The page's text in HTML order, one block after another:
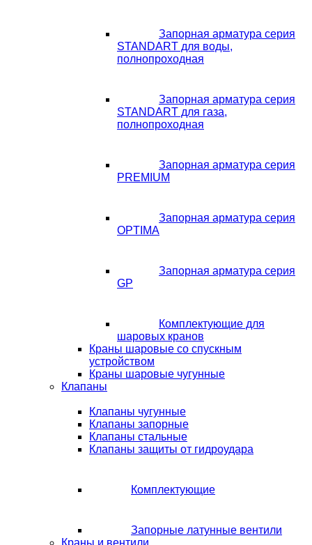
Запорная арматура серия
STANDART для воды,
полнопроходная
Запорная арматура серия
STANDART для газа,
полнопроходная
Запорная арматура серия
PREMIUM
Запорная арматура серия
OPTIMA
Запорная арматура серия
GP
Комплектующие для
шаровых кранов
Краны шаровые со спускным
устройством
Краны шаровые чугунные
Клапаны
Клапаны чугунные
Клапаны запорные
Клапаны стальные
Клапаны защиты от гидроудара
Комплектующие
Запорные латунные вентили
Краны и вентили